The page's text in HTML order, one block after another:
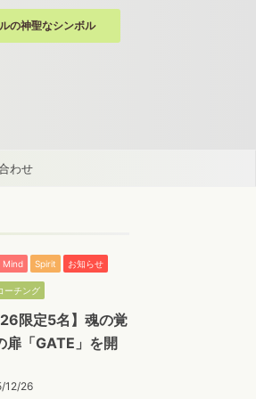
の神聖なシンボル
わせ
Mind Spirit お知らせ
ーチング
26限定5名】魂の覚
扉「GATE」を開
12/26